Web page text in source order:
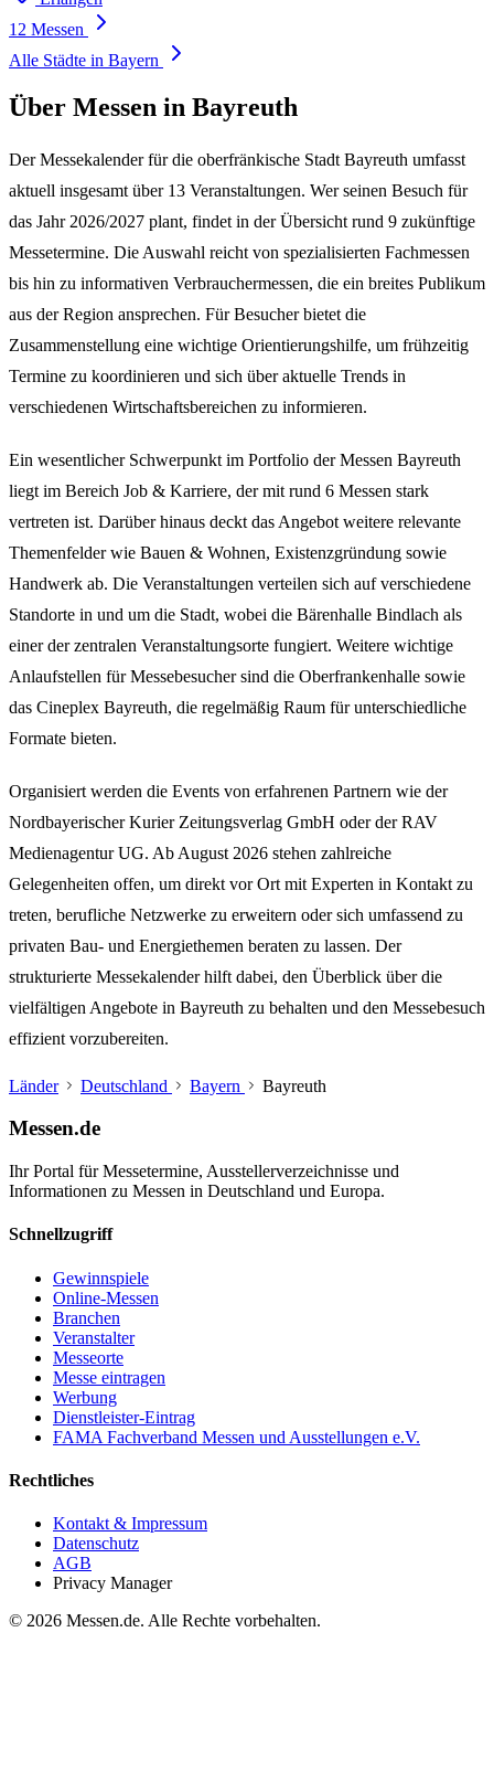
12 Messen
Alle Städte in Bayern
Über Messen in Bayreuth
Der Messekalender für die oberfränkische Stadt Bayreuth umfasst
aktuell insgesamt über 13 Veranstaltungen. Wer seinen Besuch für
das Jahr 2026/2027 plant, findet in der Übersicht rund 9 zukünftige
Messetermine. Die Auswahl reicht von spezialisierten Fachmessen
bis hin zu informativen Verbrauchermessen, die ein breites Publikum
aus der Region ansprechen. Für Besucher bietet die
Zusammenstellung eine wichtige Orientierungshilfe, um frühzeitig
Termine zu koordinieren und sich über aktuelle Trends in
verschiedenen Wirtschaftsbereichen zu informieren.
Ein wesentlicher Schwerpunkt im Portfolio derMessen Bayreuth
liegt im Bereich Job & Karriere, der mit rund 6 Messen stark
vertreten ist. Darüber hinaus deckt das Angebot weitere relevante
Themenfelder wie Bauen & Wohnen, Existenzgründung sowie
Handwerk ab. Die Veranstaltungen verteilen sich auf verschiedene
Standorte in und um die Stadt, wobei die Bärenhalle Bindlach als
einer der zentralen Veranstaltungsorte fungiert. Weitere wichtige
Anlaufstellen für Messebesucher sind die Oberfrankenhalle sowie
das Cineplex Bayreuth, die regelmäßig Raum für unterschiedliche
Formate bieten.
Organisiert werden die Events von erfahrenen Partnern wie der
Nordbayerischer Kurier Zeitungsverlag GmbH oder der RAV
Medienagentur UG. Ab August 2026 stehen zahlreiche
Gelegenheiten offen, um direkt vor Ort mit Experten in Kontakt zu
treten, berufliche Netzwerke zu erweitern oder sich umfassend zu
privaten Bau- und Energiethemen beraten zu lassen. Der
strukturierte Messekalenderhilft dabei, den Überblick über die
vielfältigen Angebote in Bayreuth zu behalten und den Messebesuch
effizient vorzubereiten.
Länder Deutschland Bayern Bayreuth
Messen.de
Ihr Portal für Messetermine, Ausstellerverzeichnisse und
Informationen zu Messen in Deutschland und Europa.
Schnellzugriff
Gewinnspiele
Online-Messen
Branchen
Veranstalter
Messeorte
Messe eintragen
Werbung
Dienstleister-Eintrag
FAMA Fachverband Messen und Ausstellungen e.V.
Rechtliches
Kontakt & Impressum
Datenschutz
AGB
Privacy Manager
© 2026 Messen.de. Alle Rechte vorbehalten.